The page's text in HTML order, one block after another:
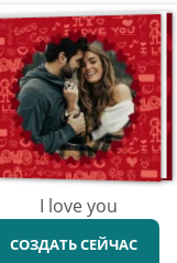
I love you
СОЗДАТЬ СЕЙЧАС